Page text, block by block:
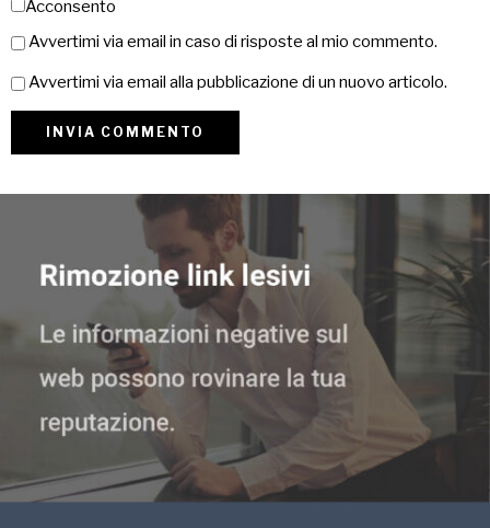
Acconsento
Avvertimi via email in caso di risposte al mio commento.
Avvertimi via email alla pubblicazione di un nuovo articolo.